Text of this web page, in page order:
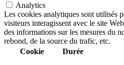
Analytics
Les cookies analytiques sont utilisés
visiteurs interagissent avec le site
des informations sur les mesures du
rebond, de la source du trafic, etc.
Cookie
Durée